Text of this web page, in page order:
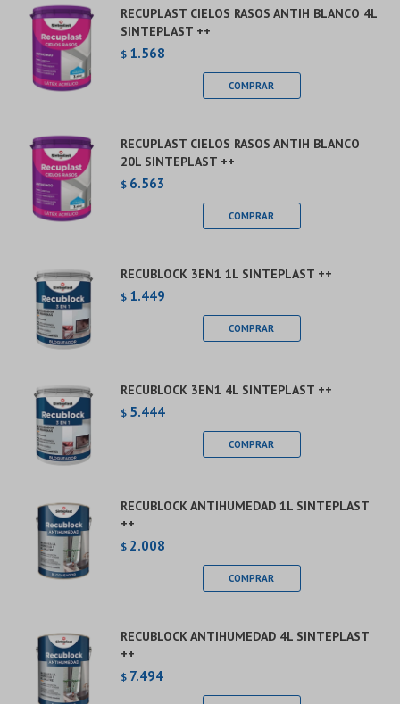
RECUPLAST CIELOS RASOS ANTIH BLANCO 4L
SINTEPLAST ++
$ 1.568
RECUPLAST CIELOS RASOS ANTIH BLANCO
20L SINTEPLAST ++
$ 6.563
RECUBLOCK 3EN1 1L SINTEPLAST ++
$ 1.449
RECUBLOCK 3EN1 4L SINTEPLAST ++
$ 5.444
RECUBLOCK ANTIHUMEDAD 1L SINTEPLAST
++
$ 2.008
RECUBLOCK ANTIHUMEDAD 4L SINTEPLAST
++
$ 7.494